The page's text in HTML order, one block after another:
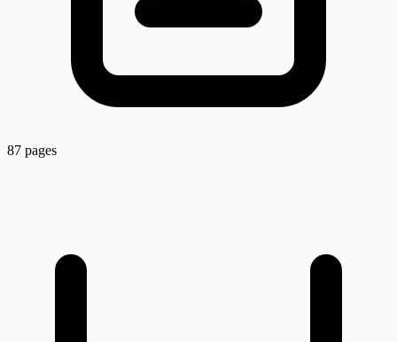
87 pages